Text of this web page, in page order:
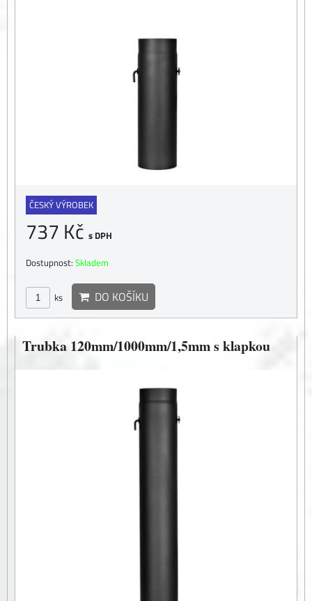
ČESKÝ VÝROBEK
737 Kč s DPH
Dostupnost: Skladem
ks DO KOŠÍKU
Trubka 120mm/1000mm/1,5mm s klapkou